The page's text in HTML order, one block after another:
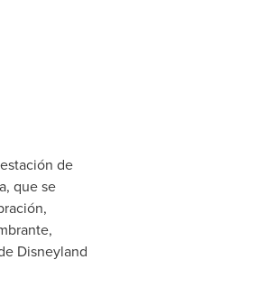
de
que se
Disneyland